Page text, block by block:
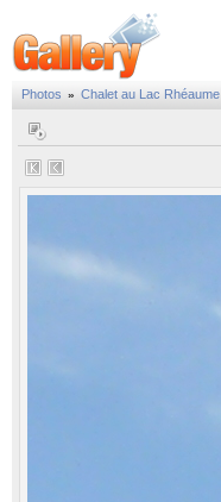
Photos » Chalet au Lac Rhéaume